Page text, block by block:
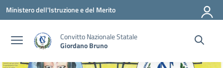
Vai ai contenuti
Vai al menu di navigazione
Vai al footer
Ministero dell'Istruzione e del Merito
Convitto Nazionale Statale
Giordano Bruno